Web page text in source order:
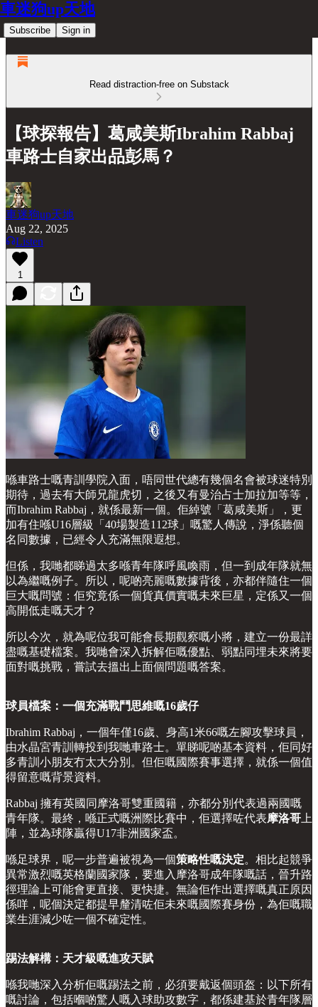
車迷狗up天地
Subscribe Sign in
Read distraction-free on Substack
【球探報告】葛咸美斯Ibrahim Rabbaj
車路士自家出品彭馬？
車迷狗up天地
Aug 22, 2025
Listen
1
喺車路士嘅青訓學院入面，唔同世代總有幾個名會被球迷特別
期待，過去有大師兄龍虎切，之後又有曼治占士加拉加等等，
而Ibrahim Rabbaj，就係最新一個。佢綽號「葛咸美斯」，更
加有住喺U16層級「40場製造112球」嘅驚人傳說，淨係聽個
名同數據，已經令人充滿無限遐想。
但係，我哋都睇過太多喺青年隊呼風喚雨，但一到成年隊就無
以為繼嘅例子。所以，呢啲亮麗嘅數據背後，亦都伴隨住一個
巨大嘅問號：佢究竟係一個貨真價實嘅未來巨星，定係又一個
高開低走嘅天才？
所以今次，就為呢位我可能會長期觀察嘅小將，建立一份最詳
盡嘅基礎檔案。我哋會深入拆解佢嘅優點、弱點同埋未來將要
面對嘅挑戰，嘗試去搵出上面個問題嘅答案。
球員檔案：一個充滿戰鬥思維嘅16歲仔
Ibrahim Rabbaj，一個年僅16歲、身高1米66嘅左腳攻擊球員，
由水晶宮青訓轉投到我哋車路士。單睇呢啲基本資料，佢同好
多青訓小朋友冇太大分別。但佢嘅國際賽事選擇，就係一個值
得留意嘅背景資料。
Rabbaj 擁有英國同摩洛哥雙重國籍，亦都分別代表過兩國嘅
青年隊。最終，喺正式嘅洲際比賽中，佢選擇咗代表摩洛哥 上
陣，並為球隊贏得U17非洲國家盃。
喺足球界，呢一步普遍被視為一個策略性嘅決定。相比起競爭
異常激烈嘅英格蘭國家隊，要進入摩洛哥成年隊嘅話，晉升路
徑理論上可能會更直接、更快捷。無論佢作出選擇嘅真正原因
係咩，呢個決定都提早釐清咗佢未來嘅國際賽身份，為佢嘅職
業生涯減少咗一個不確定性。
踢法解構：天才級嘅進攻天賦
喺我哋深入分析佢嘅踢法之前，必須要戴返個頭盔：以下所有
嘅討論，包括嗰啲驚人嘅入球助攻數字，都係建基於青年隊層